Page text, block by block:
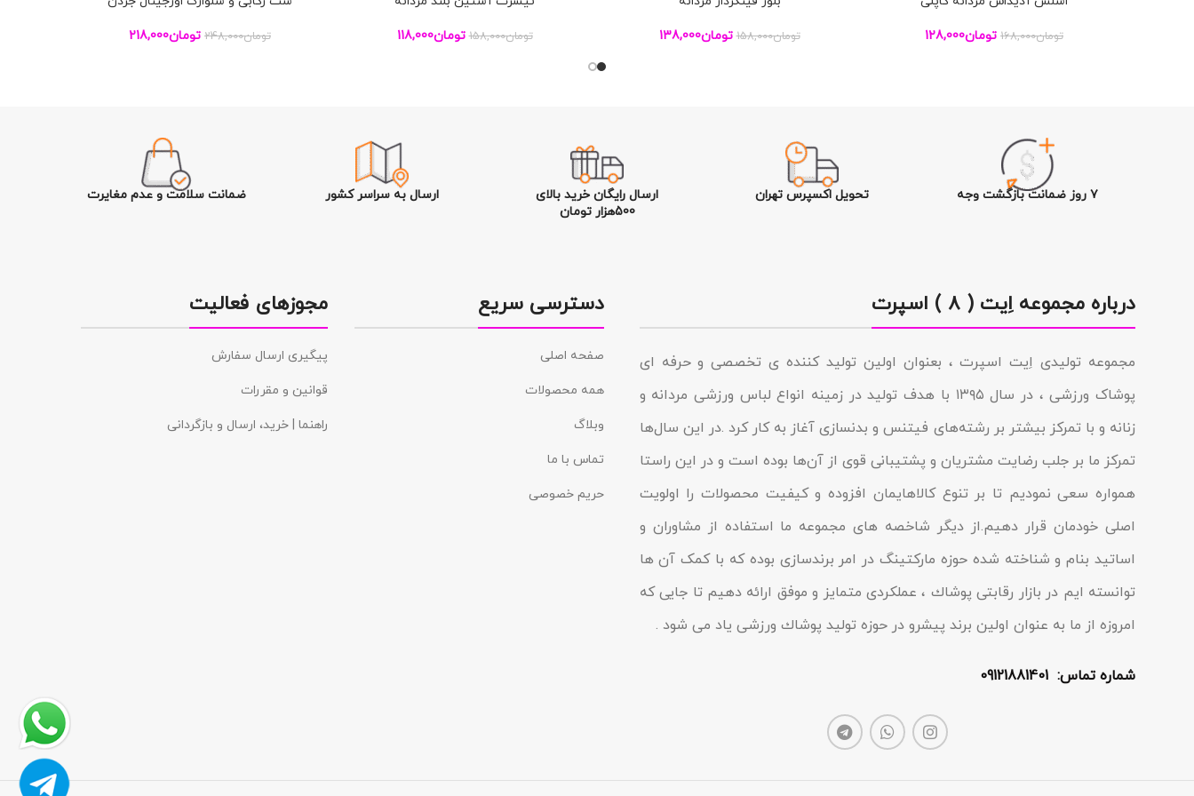
تومان168,000 تومان128,000 تومان158,000 تومان138,000 تومان158,000 تومان118,000 تومان248,000 تومان218,000
۷ روز ضمانت بازگشت وجه تحویل اکسپرس تهران
ارسال رایگان خرید بالای
500هزار تومان
ارسال به سراسر کشور ضمانت سلامت و عدم مغایرت
درباره مجموعه اِیت ( ۸ ) اسپرت
مجموعه تولیدى اِیت اسپرت ، بعنوان اولین تولید کننده ی تخصصی و حرفه ای
پوشاک ورزشی ، در سال ۱۳۹۵ با هدف تولید در زمینه انواع لباس ورزشی مردانه و
زنانه و با تمرکز بیشتر بر رشته‌های فیتنس و بدنسازی آغاز به کار کرد .در این سال‌ها
تمرکز ما بر جلب رضایت مشتریان و پشتیبانی قوی از آن‌ها بوده است و در این راستا
همواره سعی نمودیم تا بر تنوع کالاهایمان افزوده و کیفیت محصولات را اولویت
اصلی خودمان قرار دهیم.از دیگر شاخصه هاى مجموعه ما استفاده از مشاوران و
اساتید بنام و شناخته شده حوزه مارکتینگ در امر برندسازى بوده که با کمک آن ها
توانسته ایم در بازار رقابتى پوشاك ، عملکردى متمایز و موفق ارائه دهیم تا جایى که
امروزه از ما به عنوان اولین برند پیشرو در حوزه تولید پوشاك ورزشی یاد مى شود .
شماره تماس: 09121881401
دسترسی سریع
صفحه اصلی
همه محصولات
وبلاگ
تماس با ما
حریم خصوصی
مجوزهای فعالیت
پیگیری ارسال سفارش
قوانین و مقررات
راهنما | خرید، ارسال و بازگردانی